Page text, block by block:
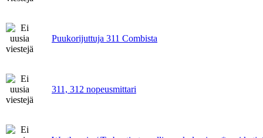
Puukorijuttuja 311 Combista
311, 312 nopeusmittari